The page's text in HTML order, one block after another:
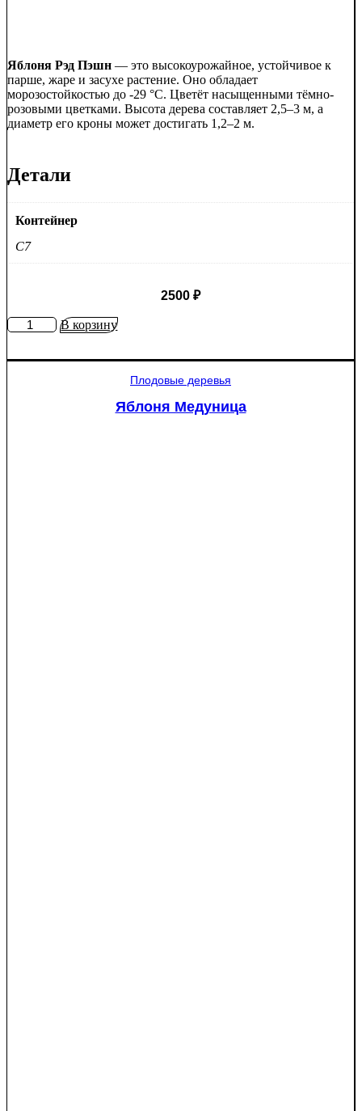
Яблоня Рэд Пэшн — это высокоурожайное, устойчивое к
парше, жаре и засухе растение. Оно обладает
морозостойкостью до -29 °C. Цветёт насыщенными тёмно-
розовыми цветками. Высота дерева составляет 2,5–3 м, а
диаметр его кроны может достигать 1,2–2 м.
Детали
Контейнер
C7
2500 ₽
КоличествоВ корзину
Плодовые деревья
Яблоня Медуница